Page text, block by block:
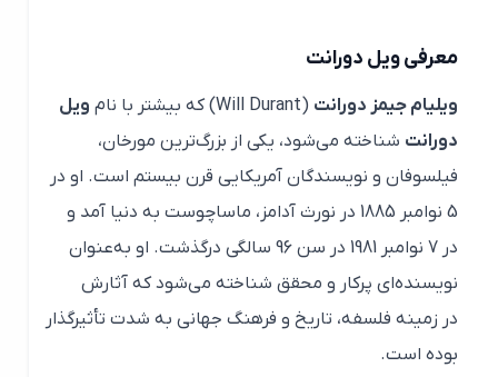
معرفی ویل دورانت
ویلیام جیمز دورانت(Will Durant) که بیشتر با نام
ویل
دورانتشناخته می‌شود، یکی از بزرگ‌ترین مورخان،
فیلسوفان و نویسندگان آمریکایی قرن بیستم است. او در
در 7 نوامبر 1981 در سن 96 سالگی درگذشت. او به‌عنوان
نویسنده‌ای پرکار و محقق شناخته می‌شود که آثارش
در زمینه فلسفه، تاریخ و فرهنگ جهانی به شدت تأثیرگذار
بوده است.